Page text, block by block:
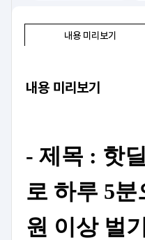
내용 미리보기
내용 미리보기
- 제목 : 핫
로 하루 5
원 이상 벌